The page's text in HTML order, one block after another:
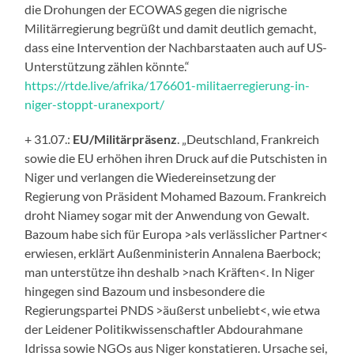
die Drohungen der ECOWAS gegen die nigrische
Militärregierung begrüßt und damit deutlich gemacht,
dass eine Intervention der Nachbarstaaten auch auf US-
Unterstützung zählen könnte.“
https://rtde.live/afrika/176601-militaerregierung-in-
niger-stoppt-uranexport/
+ 31.07.: EU/Militärpräsenz . „Deutschland, Frankreich
sowie die EU erhöhen ihren Druck auf die Putschisten in
Niger und verlangen die Wiedereinsetzung der
Regierung von Präsident Mohamed Bazoum. Frankreich
droht Niamey sogar mit der Anwendung von Gewalt.
Bazoum habe sich für Europa >als verlässlicher Partner<
erwiesen, erklärt Außenministerin Annalena Baerbock;
man unterstütze ihn deshalb >nach Kräften<. In Niger
hingegen sind Bazoum und insbesondere die
Regierungspartei PNDS >äußerst unbeliebt<, wie etwa
der Leidener Politikwissenschaftler Abdourahmane
Idrissa sowie NGOs aus Niger konstatieren. Ursache sei,